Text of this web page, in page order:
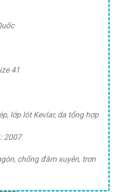
465,000 ₫.
41
lớp lót Kevlar, da tổng hợp
2007
chống đâm xuyên, trơn